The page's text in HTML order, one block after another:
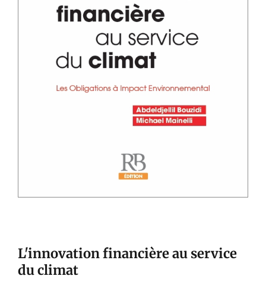
L'innovation financière au service
du climat